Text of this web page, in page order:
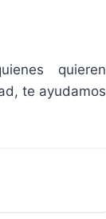
quieren
te ayudamos